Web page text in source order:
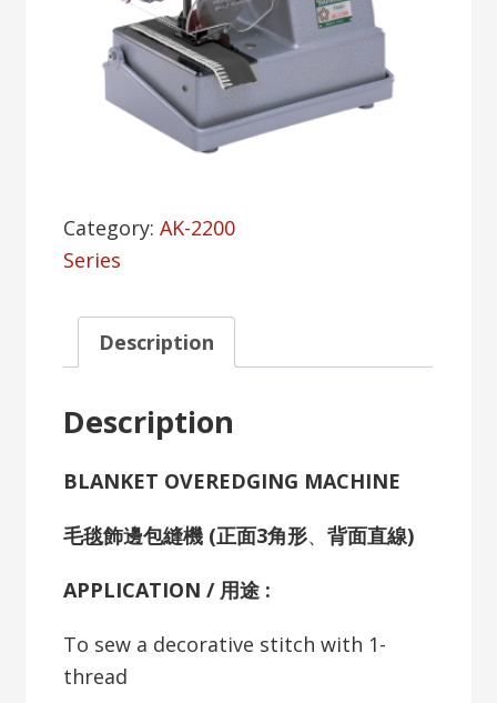
Category:AK-2200
Series
Description
Description
BLANKET OVEREDGING MACHINE
毛毯飾邊包縫機 (正面3角形、背面直線)
APPLICATION / 用途 :
To sew a decorative stitch with 1-
thread